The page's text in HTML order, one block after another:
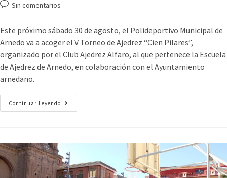
Sin comentarios
Este próximo sábado 30 de agosto, el Polideportivo Municipal de
Arnedo va a acoger el V Torneo de Ajedrez “Cien Pilares”,
organizado por el Club Ajedrez Alfaro, al que pertenece la Escuela
de Ajedrez de Arnedo, en colaboración con el Ayuntamiento
arnedano.
Continuar Leyendo